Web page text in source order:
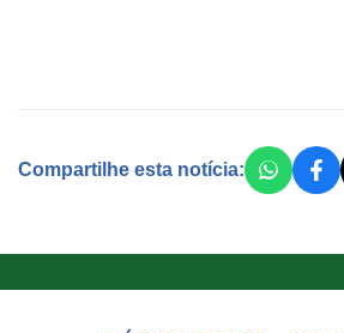
Compartilhe esta notícia: